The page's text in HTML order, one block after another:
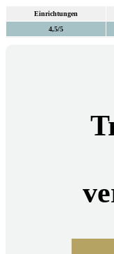
Einrichtungen
4,5/5